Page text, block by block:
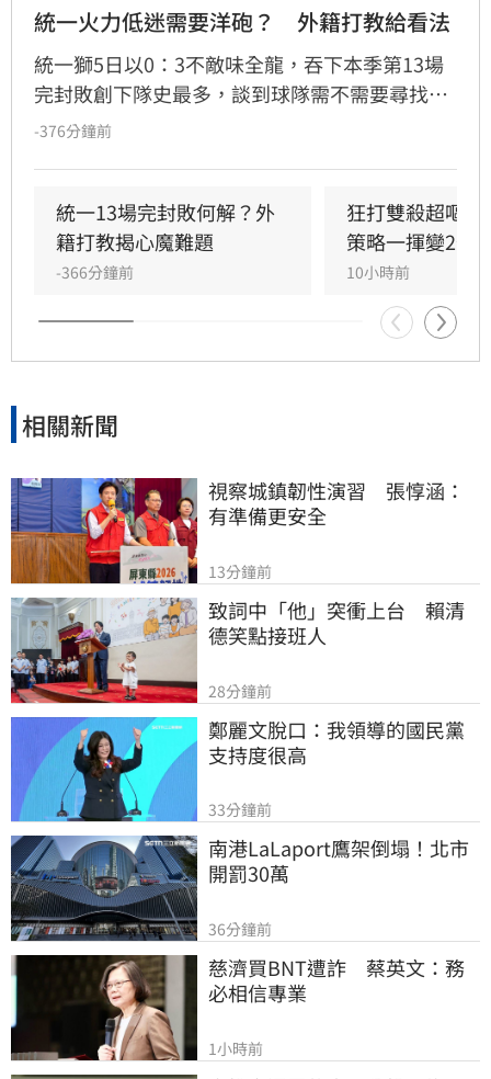
統一火力低迷需要洋砲？　外籍打教給看法
統一獅5日以0：3不敵味全龍，吞下本季第13場
完封敗創下隊史最多，談到球隊需不需要尋找洋
砲加強火力，外籍打擊教練馬修爾直言談補強不
-376分鐘前
統一13場完封敗何解？外
籍打教揭心魔難題
-366分鐘前
狂打雙殺超嘔
策略一揮變2分
10小時前
相關新聞
視察城鎮韌性演習　張惇涵：
有準備更安全
13分鐘前
致詞中「他」突衝上台　賴清
德笑點接班人
28分鐘前
鄭麗文脫口：我領導的國民黨
支持度很高
33分鐘前
南港LaLaport鷹架倒塌！北市
開罰30萬
36分鐘前
慈濟買BNT遭詐　蔡英文：務
必相信專業
1小時前